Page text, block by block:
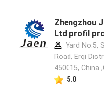
Zhengzhou
Ltd profil
Yard No.5,
Road, Erqi
450015, China
5.0